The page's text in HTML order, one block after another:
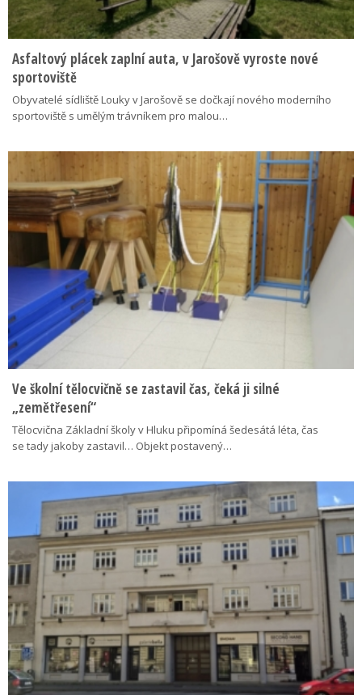
Asfaltový plácek zaplní auta, v Jarošově vyroste nové
sportoviště
Obyvatelé sídliště Louky v Jarošově se dočkají nového moderního
sportoviště s umělým trávníkem pro malou…
Ve školní tělocvičně se zastavil čas, čeká ji silné
„zemětřesení“
Tělocvična Základní školy v Hluku připomíná šedesátá léta, čas
se tady jakoby zastavil… Objekt postavený…